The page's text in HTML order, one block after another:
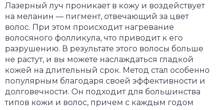
Лазерный луч проникает в кожу и воздействует
на меланин — пигмент, отвечающий за цвет
волос. При этом происходит нагревание
волосяного фолликула, что приводит к его
разрушению. В результате этого волосы больше
не растут, и вы можете наслаждаться гладкой
кожей на длительный срок. Метод стал особенно
популярным благодаря своей эффективности и
долговечности. Он подходит для большинства
типов кожи и волос, причем с каждым годом